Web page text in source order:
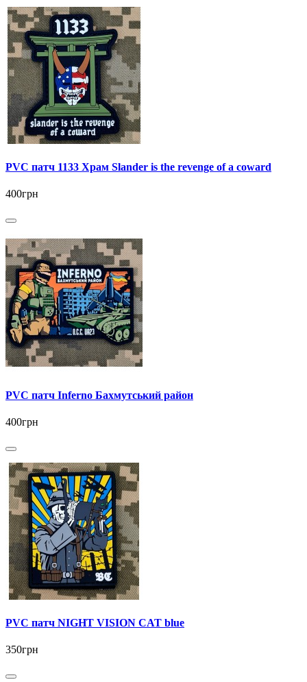
PVC патч 1133 Храм Slander is the revenge of a coward
400грн
PVC патч Inferno Бахмутський район
400грн
PVC патч NIGHT VISION CAT blue
350грн